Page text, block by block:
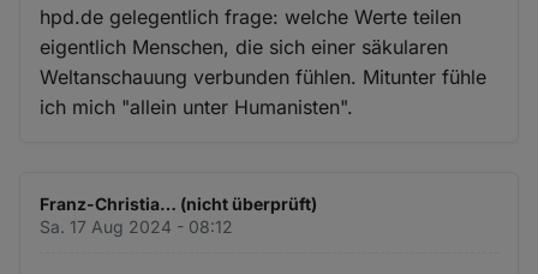
hpd.de gelegentlich frage: welche Werte teilen
eigentlich Menschen, die sich einer säkularen
Weltanschauung verbunden fühlen. Mitunter fühle
ich mich "allein unter Humanisten".
Franz-Christia… (nicht überprüft)
Sa. 17 Aug 2024 - 08:12